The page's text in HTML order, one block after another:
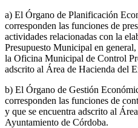
a) El Órgano de Planificación
corresponden las funciones de
actividades relacionadas con la
Presupuesto Municipal en
la Oficina Municipal de Control
adscrito al Área de Hacienda del
b) El Órgano de Gestión
corresponden las funciones de
y que se encuentra adscrito al
Ayuntamiento de Córdoba.